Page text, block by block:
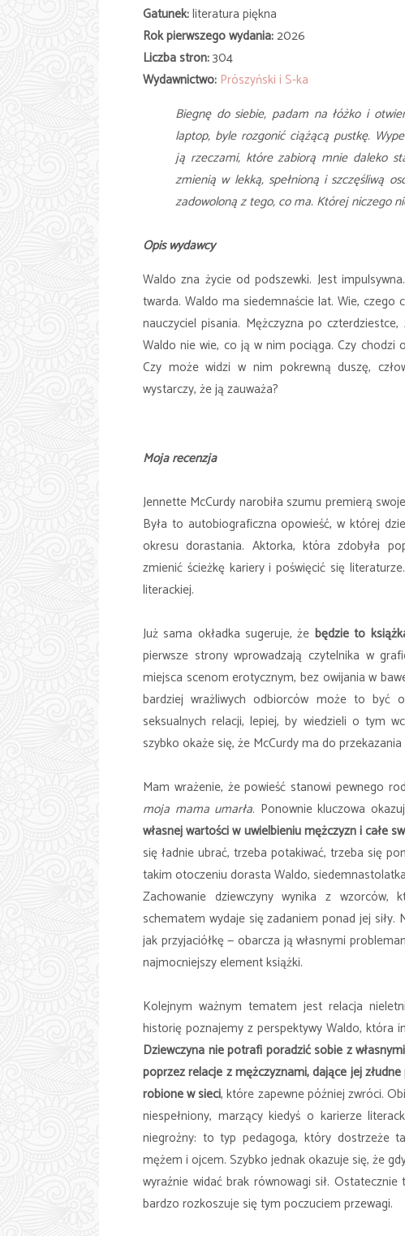
Gatunek:literatura piękna
Rok pierwszego wydania:2026
Liczba stron:304
Wydawnictwo: Prószyński i S-ka
Biegnę do siebie, padam na łóżko i
laptop, byle rozgonić ciążącą pustkę.
ją rzeczami, które zabiorą mnie daleko
zmienią w lekką, spełnioną i szczęśliwą
zadowoloną z tego, co ma. Której niczego
Opis wydawcy
Waldo zna życie od podszewki. Jest
twarda. Waldo ma siedemnaście lat. Wie,
nauczyciel pisania. Mężczyzna po
Waldo nie wie, co ją w nim pociąga. Czy chodzi
Czy może widzi w nim pokrewną duszę,
wystarczy, że ją zauważa?
Moja recenzja
Jennette McCurdy narobiła szumu premierą
Była to autobiograficzna opowieść, w której
okresu dorastania. Aktorka, która zdobyła
zmienić ścieżkę kariery i poświęcić się literaturze.
literackiej.
Już sama okładka sugeruje, że będzie to
pierwsze strony wprowadzają czytelnika w
miejsca scenom erotycznym, bez owijania w
bardziej wrażliwych odbiorców może to być
seksualnych relacji, lepiej, by wiedzieli o tym
szybko okaże się, że McCurdy ma do
Mam wrażenie, że powieść stanowi pewnego
moja mama umarła. Ponownie kluczowa
własnej wartości w uwielbieniu mężczyzn i całe
się ładnie ubrać, trzeba potakiwać, trzeba się
takim otoczeniu dorasta Waldo,
Zachowanie dziewczyny wynika z
schematem wydaje się zadaniem ponad jej
jak przyjaciółkę — obarcza ją własnymi
najmocniejszy element książki.
Kolejnym ważnym tematem jest relacja
historię poznajemy z perspektywy Waldo, która
Dziewczyna nie potrafi poradzić sobie z
poprzez relacje z mężczyznami, dające jej
robione w sieci, które zapewne później zwróci.
niespełniony, marzący kiedyś o karierze
niegroźny: to typ pedagoga, który dostrzeże
mężem i ojcem. Szybko jednak okazuje się, że
wyraźnie widać brak równowagi sił.
bardzo rozkoszuje się tym poczuciem przewagi.